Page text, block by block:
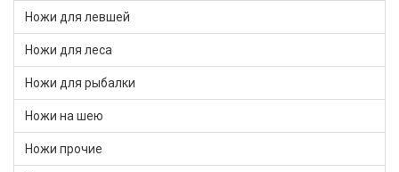
Ножи для левшей
Ножи для леса
Ножи для рыбалки
Ножи на шею
Ножи прочие